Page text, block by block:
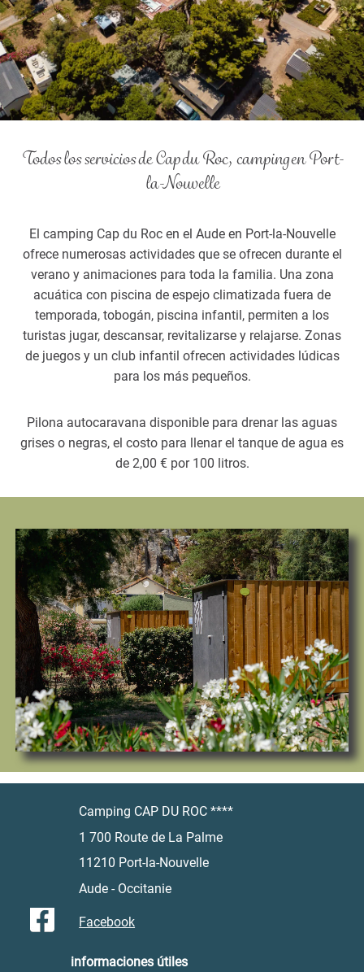
Todos los servicios de Cap du Roc, camping en Port-
la-Nouvelle
El camping Cap du Roc en el Aude en Port-la-Nouvelle
ofrece numerosas actividades que se ofrecen durante el
verano y animaciones para toda la familia. Una zona
acuática con piscina de espejo climatizada fuera de
temporada, tobogán, piscina infantil, permiten a los
turistas jugar, descansar, revitalizarse y relajarse. Zonas
de juegos y un club infantil ofrecen actividades lúdicas
para los más pequeños.
Pilona autocaravana disponible para drenar las aguas
grises o negras, el costo para llenar el tanque de agua es
de 2,00 € por 100 litros.
Camping CAP DU ROC ****
1 700 Route de La Palme
11210 Port-la-Nouvelle
Aude - Occitanie
Facebook
informaciones útiles